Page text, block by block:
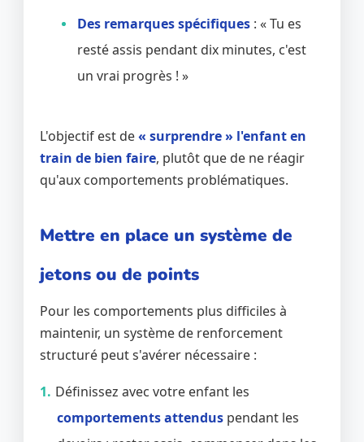
Des remarques spécifiques : « Tu es
resté assis pendant dix minutes, c'est
un vrai progrès ! »
L'objectif est de« surprendre » l'enfant en
train de bien faire, plutôt que de ne réagir
qu'aux comportements problématiques.
Mettre en place un système de
jetons ou de points
Pour les comportements plus difficiles à
maintenir, un système de renforcement
structuré peut s'avérer nécessaire :
Définissez avec votre enfant les
comportements attendus pendant les